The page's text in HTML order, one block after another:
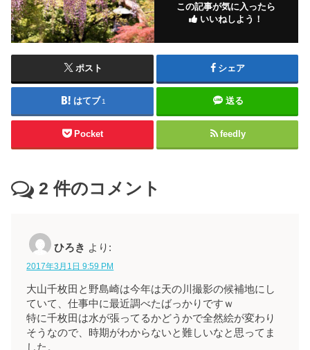
この記事が気に入ったら
いいねしよう！
ポスト シェア
はてブ1 送る
Pocket feedly
2 件のコメント
ひろき より:
2017年3月1日 9:59 PM
大山千枚田と野島崎は今年は天の川撮影の候補地にし
ていて、仕事中に最近調べたばっかりですｗ
特に千枚田は水が張ってるかどうかで全然絵が変わり
そうなので、時期がわからないと難しいなと思ってま
した。